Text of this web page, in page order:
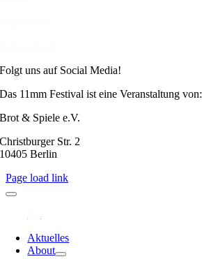
Folgt uns auf Social Media!
Das 11mm Festival ist eine Veranstaltung von:
Brot & Spiele e.V.
Christburger Str. 2
10405 Berlin
Page load link
Aktuelles
About